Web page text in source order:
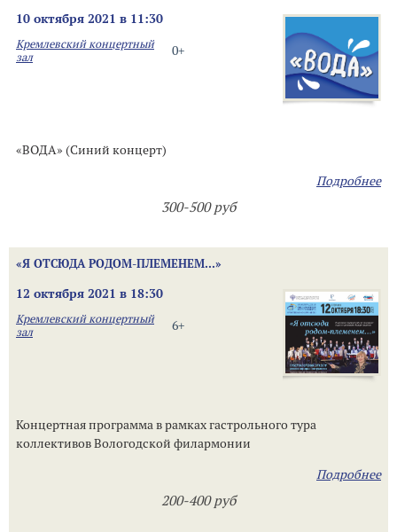
10 октября 2021 в 11:30
0+
Кремлевский концертный
зал
«ВОДА» (Синий концерт)
Подробнее
300-500 руб
«Я ОТСЮДА РОДОМ-ПЛЕМЕНЕМ...»
12 октября 2021 в 18:30
6+
Кремлевский концертный
зал
Концертная программа в рамках гастрольного тура
коллективов Вологодской филармонии
Подробнее
200-400 руб